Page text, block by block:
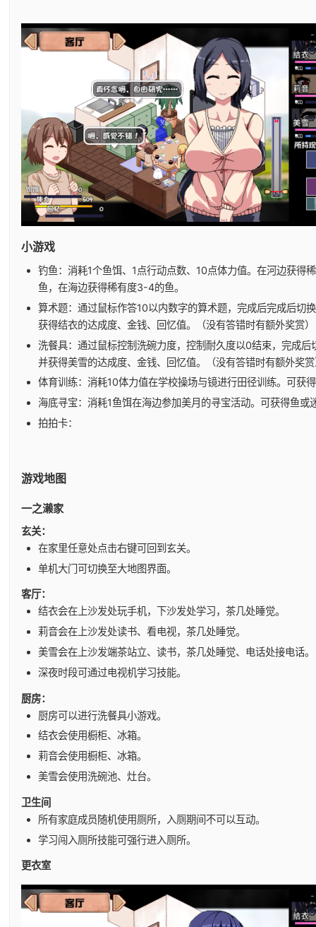
小游戏
钓鱼：消耗1个鱼饵、1点行动点数、10点体力值。在河边获得
鱼，在海边获得稀有度3-4的鱼。
算术题：通过鼠标作答10以内数字的算术题，完成后完成后切
获得结衣的达成度、金钱、回忆值。（没有答错时有额外奖赏）
洗餐具：通过鼠标控制洗碗力度，控制耐久度以0结束，完成后
并获得美雪的达成度、金钱、回忆值。（没有答错时有额外奖
体育训练：消耗10体力值在学校操场与镜进行田径训练。可获
海底寻宝：消耗1鱼饵在海边参加美月的寻宝活动。可获得鱼或
拍拍卡：
游戏地图
一之濑家
玄关：
在家里任意处点击右键可回到玄关。
单机大门可切换至大地图界面。
客厅：
结衣会在上沙发处玩手机，下沙发处学习，茶几处睡觉。
莉音会在上沙发处读书、看电视，茶几处睡觉。
美雪会在上沙发端茶站立、读书，茶几处睡觉、电话处接电话。
深夜时段可通过电视机学习技能。
厨房：
厨房可以进行洗餐具小游戏。
结衣会使用橱柜、冰箱。
莉音会使用橱柜、冰箱。
美雪会使用洗碗池、灶台。
卫生间
所有家庭成员随机使用厕所，入厕期间不可以互动。
学习闯入厕所技能可强行进入厕所。
更衣室